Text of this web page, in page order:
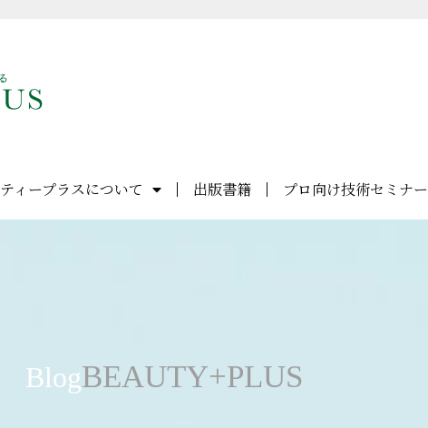
ィープラスについて 出版書籍 プロ向け技術セミナー
BlogBEAUTY+PLUS